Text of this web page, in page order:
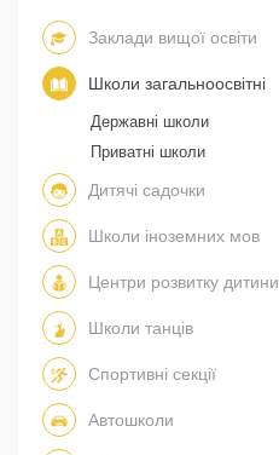
Заклади вищої освіти
Школи загальноосвітні
Державні школи
Приватні школи
Дитячі садочки
Школи іноземних мов
Центри розвитку дитини
Школи танців
Спортивні секції
Автошколи